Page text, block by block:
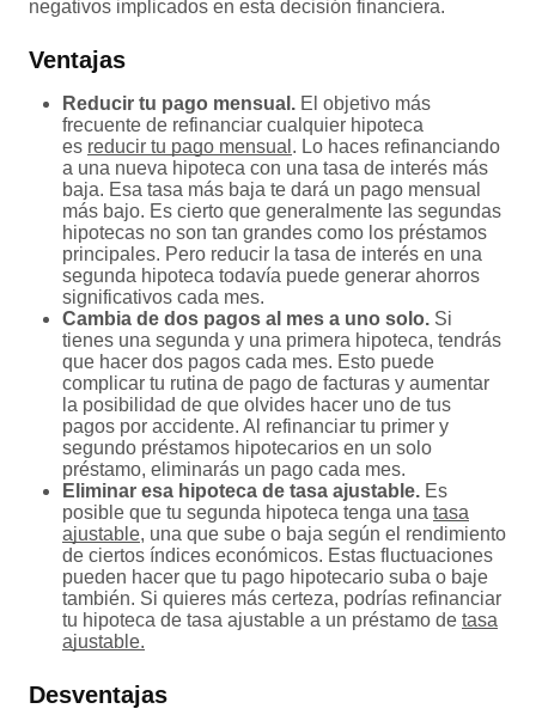
negativos implicados en esta decisión financiera.
Ventajas
Reducir tu pago mensual. El objetivo más
frecuente de refinanciar cualquier hipoteca
es reducir tu pago mensual . Lo haces refinanciando
a una nueva hipoteca con una tasa de interés más
baja. Esa tasa más baja te dará un pago mensual
más bajo. Es cierto que generalmente las segundas
hipotecas no son tan grandes como los préstamos
principales. Pero reducir la tasa de interés en una
segunda hipoteca todavía puede generar ahorros
significativos cada mes.
Cambia de dos pagos al mes a uno solo. Si
tienes una segunda y una primera hipoteca, tendrás
que hacer dos pagos cada mes. Esto puede
complicar tu rutina de pago de facturas y aumentar
la posibilidad de que olvides hacer uno de tus
pagos por accidente. Al refinanciar tu primer y
segundo préstamos hipotecarios en un solo
préstamo, eliminarás un pago cada mes.
Eliminar esa hipoteca de tasa ajustable. Es
posible que tu segunda hipoteca tenga una tasa
ajustable, una que sube o baja según el rendimiento
de ciertos índices económicos. Estas fluctuaciones
pueden hacer que tu pago hipotecario suba o baje
también. Si quieres más certeza, podrías refinanciar
tu hipoteca de tasa ajustable a un préstamo de tasa
ajustable.
Desventajas